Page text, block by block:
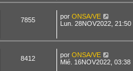
7855 por ONSA/VE
Lun. 28NOV2022, 21:50
8412 por ONSA/VE
Mié. 16NOV2022, 03:38